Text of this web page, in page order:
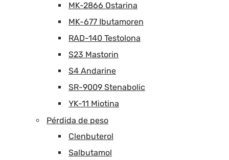
MK-2866 Ostarina
MK-677 Ibutamoren
RAD-140 Testolona
S23 Mastorin
S4 Andarine
SR-9009 Stenabolic
YK-11 Miotina
Pérdida de peso
Clenbuterol
Salbutamol